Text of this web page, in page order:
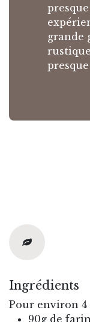
grande
Ingrédients
Pour environ 4
90g de